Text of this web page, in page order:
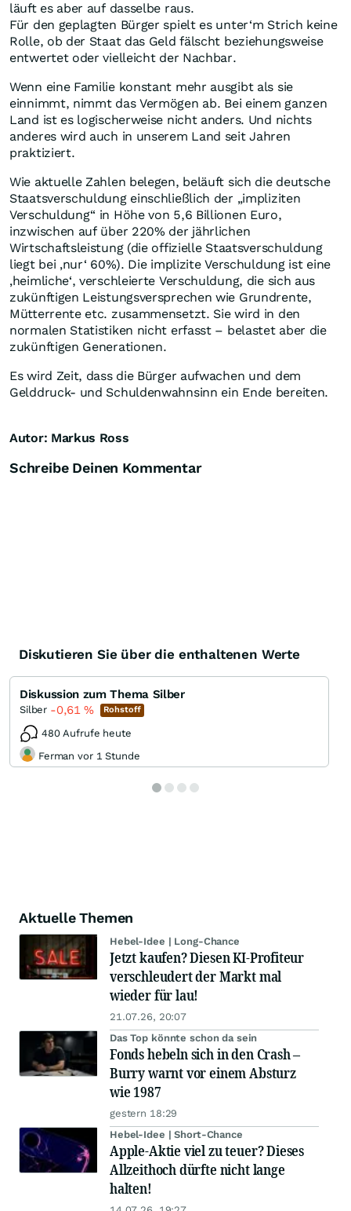
läuft es aber auf dasselbe raus.
Für den geplagten Bürger spielt es unter‘m Strich keine
Rolle, ob der Staat das Geld fälscht beziehungsweise
entwertet oder vielleicht der Nachbar.
Wenn eine Familie konstant mehr ausgibt als sie
einnimmt, nimmt das Vermögen ab. Bei einem ganzen
Land ist es logischerweise nicht anders. Und nichts
anderes wird auch in unserem Land seit Jahren
praktiziert.
Wie aktuelle Zahlen belegen, beläuft sich die deutsche
Staatsverschuldung einschließlich der „impliziten
Verschuldung“ in Höhe von 5,6 Billionen Euro,
inzwischen auf über 220% der jährlichen
Wirtschaftsleistung (die offizielle Staatsverschuldung
liegt bei ‚nur‘ 60%). Die implizite Verschuldung ist eine
‚heimliche‘, verschleierte Verschuldung, die sich aus
zukünftigen Leistungsversprechen wie Grundrente,
Mütterrente etc. zusammensetzt. Sie wird in den
normalen Statistiken nicht erfasst – belastet aber die
zukünftigen Generationen.
Es wird Zeit, dass die Bürger aufwachen und dem
Gelddruck- und Schuldenwahnsinn ein Ende bereiten.
Autor: Markus Ross
Schreibe Deinen Kommentar
Diskutieren Sie über die enthaltenen Werte
Diskussion zum Thema Silber
Silber -0,61% Rohstoff
480 Aufrufe heute
Ferman vor 1 Stunde
Aktuelle Themen
Hebel-Idee | Long-Chance
Jetzt kaufen? Diesen KI-Profiteur
verschleudert der Markt mal
wieder für lau!
21.07.26, 20:07
Das Top könnte schon da sein
Fonds hebeln sich in den Crash –
Burry warnt vor einem Absturz
wie 1987
gestern 18:29
Hebel-Idee | Short-Chance
Apple-Aktie viel zu teuer? Dieses
Allzeithoch dürfte nicht lange
halten!